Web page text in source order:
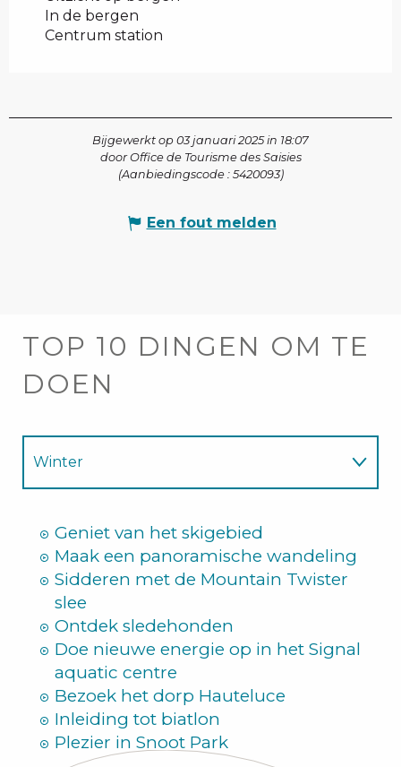
In de bergen
Centrum station
Bijgewerkt op 03 januari 2025 in 18:07
door Office de Tourisme des Saisies
(Aanbiedingscode : 5420093)
Een fout melden
TOP 10 DINGEN OM TE
DOEN
Winter
Geniet van het skigebied
Maak een panoramische wandeling
Sidderen met de Mountain Twister
slee
Ontdek sledehonden
Doe nieuwe energie op in het Signal
aquatic centre
Bezoek het dorp Hauteluce
Inleiding tot biatlon
Plezier in Snoot Park